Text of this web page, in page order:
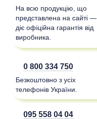
На всю продукцію, що
представлена на сайті —
діє офіційна гарантія від
виробника.
0 800 334 750
Безкоштовно з усіх
телефонів України.
095 558 04 04